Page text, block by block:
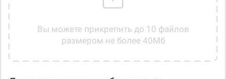
Вы можете прикрепить до 10 файлов
размером не более 40Мб